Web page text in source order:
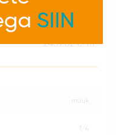
SIIN
2459.02 €/m
müük
1/4